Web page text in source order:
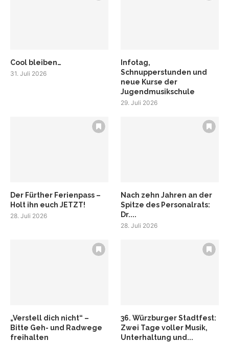
Cool bleiben…
31. Juli 2026
Infotag,
Schnupperstunden und
neue Kurse der
Jugendmusikschule
29. Juli 2026
Der Fürther Ferienpass –
Holt ihn euch JETZT!
28. Juli 2026
Nach zehn Jahren an der
Spitze des Personalrats:
Dr....
28. Juli 2026
„Verstell dich nicht“ –
Bitte Geh- und Radwege
freihalten
36. Würzburger Stadtfest:
Zwei Tage voller Musik,
Unterhaltung und...